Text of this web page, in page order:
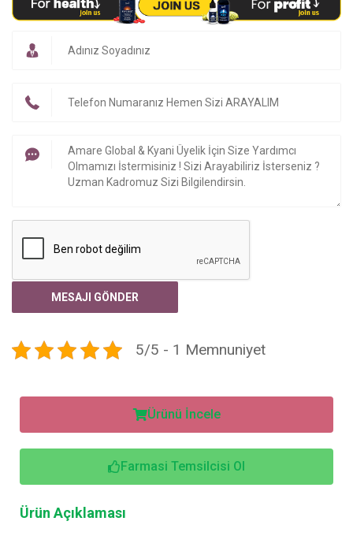
5/5 - 1 Memnuniyet
Ürünü İncele
Farmasi Temsilcisi Ol
Ürün Açıklaması